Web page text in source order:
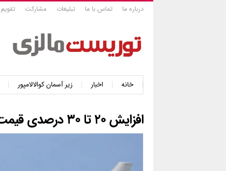
درباره ما تماس با ما تبلیغات مشارکت تقویم
خانه اخبار زیر آسمان کوالالامپور
افزایش ۲۰ تا ۳۰ درصدی قیمت بلیت‌های «مالیزیا ایرلاینز»